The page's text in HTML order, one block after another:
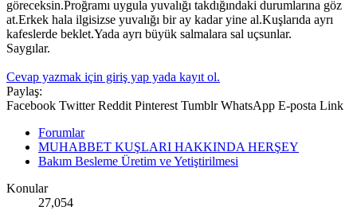
göreceksin.Proğramı uygula yuvalığı takdığındaki durumlarına göz
at.Erkek hala ilgisizse yuvalığı bir ay kadar yine al.Kuşlarıda ayrı
kafeslerde beklet.Yada ayrı büyük salmalara sal uçsunlar.
Saygılar.
Cevap yazmak için giriş yap yada kayıt ol.
Paylaş:
Facebook Twitter Reddit Pinterest Tumblr WhatsApp E-posta Link
Forumlar
MUHABBET KUŞLARI HAKKINDA HERŞEY
Bakım Besleme Üretim ve Yetiştirilmesi
Konular
27,054